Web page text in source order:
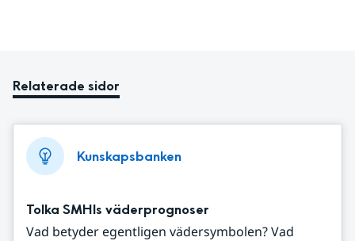
Relaterade sidor
Kunskapsbanken
Tolka SMHIs väderprognoser
Vad betyder egentligen vädersymbolen? Vad